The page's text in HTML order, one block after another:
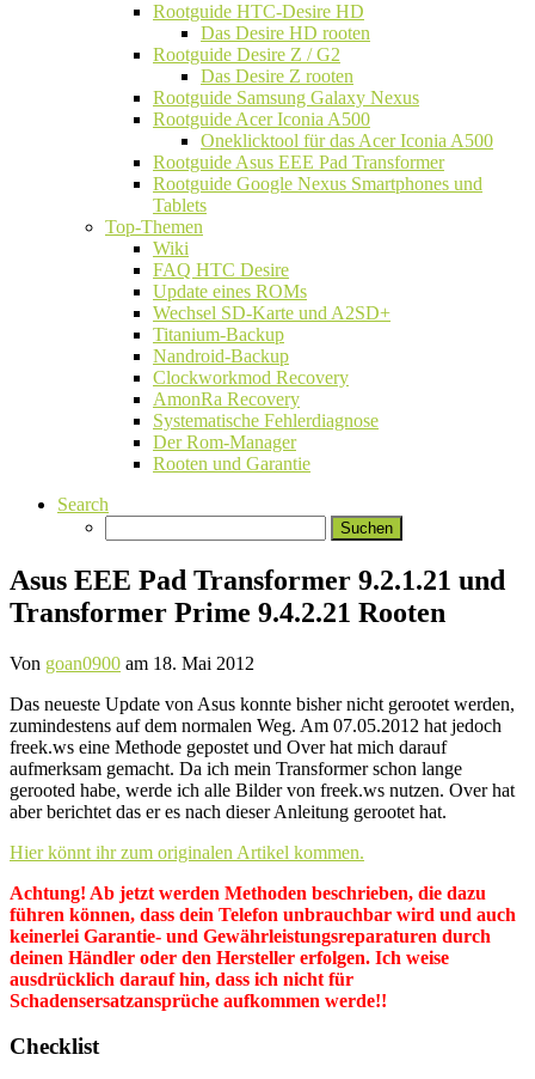
Rootguide HTC-Desire HD
Das Desire HD rooten
Rootguide Desire Z / G2
Das Desire Z rooten
Rootguide Samsung Galaxy Nexus
Rootguide Acer Iconia A500
Oneklicktool für das Acer Iconia A500
Rootguide Asus EEE Pad Transformer
Rootguide Google Nexus Smartphones und
Tablets
Top-Themen
Wiki
FAQ HTC Desire
Update eines ROMs
Wechsel SD-Karte und A2SD+
Titanium-Backup
Nandroid-Backup
Clockworkmod Recovery
AmonRa Recovery
Systematische Fehlerdiagnose
Der Rom-Manager
Rooten und Garantie
Search
nach:
Asus EEE Pad Transformer 9.2.1.21 und
Transformer Prime 9.4.2.21 Rooten
Von goan0900 am 18. Mai 2012
Das neueste Update von Asus konnte bisher nicht gerootet werden,
zumindestens auf dem normalen Weg. Am 07.05.2012 hat jedoch
freek.ws eine Methode gepostet und Over hat mich darauf
aufmerksam gemacht. Da ich mein Transformer schon lange
gerooted habe, werde ich alle Bilder von freek.ws nutzen. Over hat
aber berichtet das er es nach dieser Anleitung gerootet hat.
Hier könnt ihr zum originalen Artikel kommen.
Achtung! Ab jetzt werden Methoden beschrieben, die dazu
führen können, dass dein Telefon unbrauchbar wird und auch
keinerlei Garantie- und Gewährleistungsreparaturen durch
deinen Händler oder den Hersteller erfolgen. Ich weise
ausdrücklich darauf hin, dass ich nicht für
Schadensersatzansprüche aufkommen werde!!
Checklist